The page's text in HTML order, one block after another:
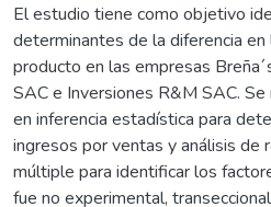
El estudio tiene como objetivo
determinantes de la diferencia
producto en las empresas
SAC e Inversiones R&M SAC.
en inferencia estadística para
ingresos por ventas y análisis de
múltiple para identificar los
fue no experimental,